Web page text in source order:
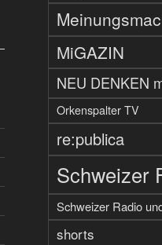
MiGAZIN
NEU DENKEN
Orkenspalter TV
re:publica
Schweizer
Schweizer Radio
shorts